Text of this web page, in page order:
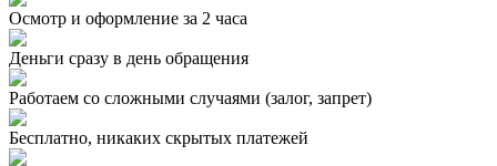
Осмотр и оформление за 2 часа
Деньги сразу в день обращения
Работаем со сложными случаями (залог, запрет)
Бесплатно, никаких скрытых платежей